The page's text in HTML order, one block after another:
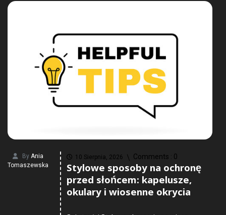
By Ania
Tomaszewska
10 Sierpnia, 2026 Comments : 0
Stylowe sposoby na ochronę
przed słońcem: kapelusze,
okulary i wiosenne okrycia